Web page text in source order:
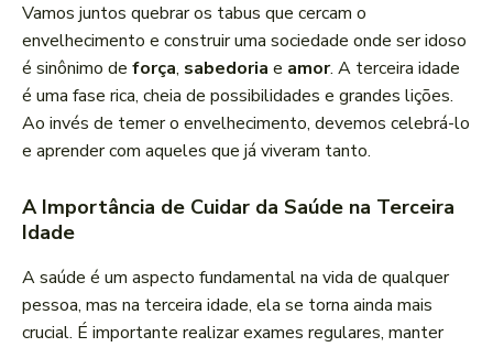
Vamos juntos quebrar os tabus que cercam o
envelhecimento e construir uma sociedade onde ser idoso
é sinônimo de força, sabedoria e amor. A terceira idade
é uma fase rica, cheia de possibilidades e grandes lições.
Ao invés de temer o envelhecimento, devemos celebrá-lo
e aprender com aqueles que já viveram tanto.
A Importância de Cuidar da Saúde na Terceira
Idade
A saúde é um aspecto fundamental na vida de qualquer
pessoa, mas na terceira idade, ela se torna ainda mais
crucial. É importante realizar exames regulares, manter